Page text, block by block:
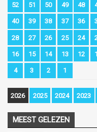
52 51 50 49 48
40 39 38 37 36
28 27 26 25 24
16 15 14 13 12
4 3 2 1
2026 2025 2024 2023
MEEST GELEZEN